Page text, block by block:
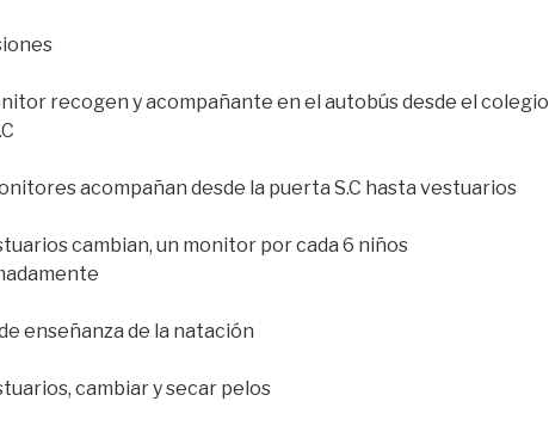
recogen y acompañante en el autobús desde el colegio
acompañan desde la puerta S.C hasta vestuarios
cambian, un monitor por cada 6 niños
enseñanza de la natación
cambiar y secar pelos